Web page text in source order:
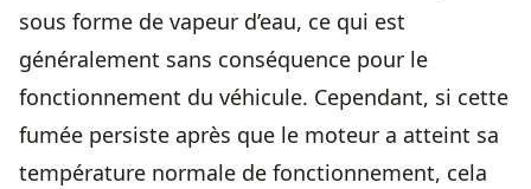
sous forme de vapeur d’eau, ce qui est
généralement sans conséquence pour le
fonctionnement du véhicule. Cependant, si cette
fumée persiste après que le moteur a atteint sa
température normale de fonctionnement, cela